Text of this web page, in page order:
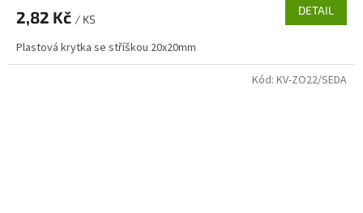
2,82 Kč / KS
DETAIL
Plastová krytka se stříškou 20x20mm
Kód: KV-ZO22/SEDA